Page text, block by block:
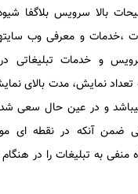
بالا سرویس بلاگفا
،خدمات و معرفی وب
و خدمات تبلیغاتی
تعداد نمایش، مدت بالای
میباشد و در عین حال سعی
ضمن آنکه در نقطه ای
به تبلیغات را در هنگام